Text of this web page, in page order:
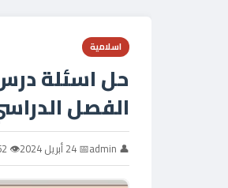
اسلامية
حل اسئلة
الفصل
👤 admin 📅 24 أبريل 2024 👁 52